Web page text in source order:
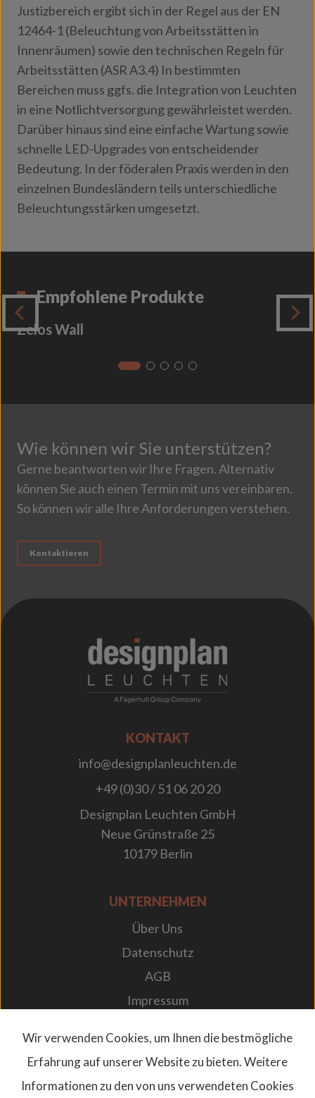
Justizbereich ergibt sich in der Regel aus der EN
12464-1 (Beleuchtung von Arbeitsstätten in
Innenräumen) sowie den technischen Regeln für
Arbeitsstätten (ASR A3.4) In bestimmten
Bereichen muss ggfs. die Integration von Leuchten
in eine Notlichtversorgung gewährleistet werden.
Darüber hinaus sind eine einfache Wartung sowie
schnelle LED-Upgrades von entscheidender
Bedeutung. In der föderalen Praxis werden in den
einzelnen Bundesländern teils unterschiedliche
Beleuchtungsstärken umgesetzt.
Empfohlene Produkte
Zelos Wall
Wie können wir Sie unterstützen?
Gerne beantworten wir Ihre Fragen. Alternativ
können Sie auch einen Termin mit uns vereinbaren.
So können wir alle Ihre Anforderungen verstehen.
Kontaktieren
KONTAKT
info@designplanleuchten.de
+49 (0)30 / 51 06 20 20
Designplan Leuchten GmbH
Neue Grünstraße 25
10179 Berlin
UNTERNEHMEN
Über Uns
Datenschutz
AGB
Impressum
Newsletter
Wir verwenden Cookies, um Ihnen die bestmögliche
Erfahrung auf unserer Website zu bieten. Weitere
Informationen zu den von uns verwendeten Cookies